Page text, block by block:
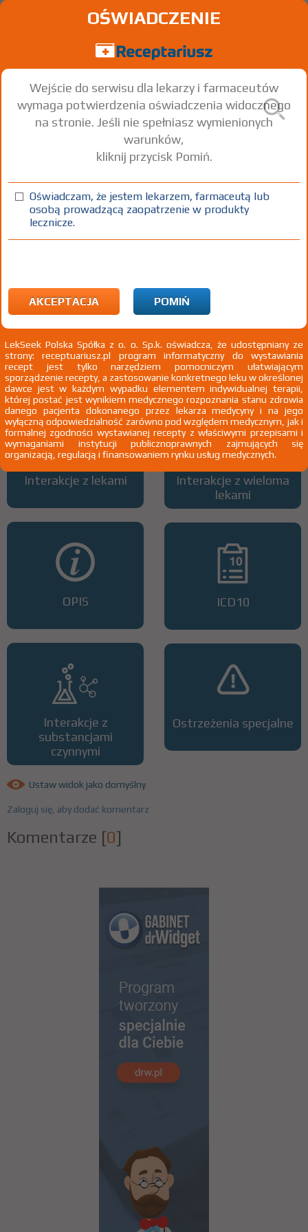
®
Ciprofloxacin
inf. [roztw.] 2 mg/ml 20 poj. 200 ml
100%
Wszystkie dawki leku
Interakcje z lekami
OPIS
Interakcje z
substancjami
czynnymi
ATC
Interakcje z wieloma
lekami
ICD10
Ostrzeżenia specjalne
Ustaw widok jako domyślny
Zaloguj się, aby dodać komentarz
Komentarze [0]
OŚWIADCZENIE
Wejście do serwisu dla lekarzy i farmaceutów
wymaga potwierdzenia oświadczenia widocznego
na stronie. Jeśli nie spełniasz wymienionych
warunków,
kliknij przycisk Pomiń.
Oświadczam, że jestem lekarzem, farmaceutą lub
osobą prowadzącą zaopatrzenie w produkty
lecznicze.
AKCEPTACJA POMIŃ
LekSeek Polska Spółka z o. o. Sp.k. oświadcza, że udostępniany ze
strony: receptuariusz.pl program informatyczny do wystawiania
recept jest tylko narzędziem pomocniczym ułatwiającym
sporządzenie recepty, a zastosowanie konkretnego leku w określonej
dawce jest w każdym wypadku elementem indywidualnej terapii,
której postać jest wynikiem medycznego rozpoznania stanu zdrowia
danego pacjenta dokonanego przez lekarza medycyny i na jego
wyłączną odpowiedzialność zarówno pod względem medycznym, jak i
formalnej zgodności wystawianej recepty z właściwymi przepisami i
wymaganiami instytucji publicznoprawnych zajmujących się
organizacją, regulacją i finansowaniem rynku usług medycznych.